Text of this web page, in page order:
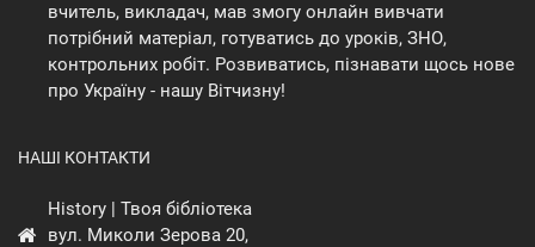
вчитель, викладач, мав змогу онлайн вивчати
потрібний матеріал, готуватись до уроків, ЗНО,
контрольних робіт. Розвиватись, пізнавати щось нове
про Україну - нашу Вітчизну!
НАШІ КОНТАКТИ
History | Твоя бібліотека
вул. Миколи Зерова 20,